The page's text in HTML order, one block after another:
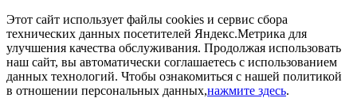
Этот сайт использует файлы cookies и сервис сбора
технических данных посетителей Яндекс.Метрика для
улучшения качества обслуживания. Продолжая использовать
наш сайт, вы автоматически соглашаетесь с использованием
данных технологий. Чтобы ознакомиться с нашей политикой
в отношении персональных данных,нажмите здесь.